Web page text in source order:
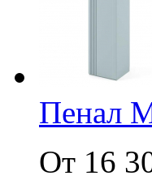
Пенал
От 16